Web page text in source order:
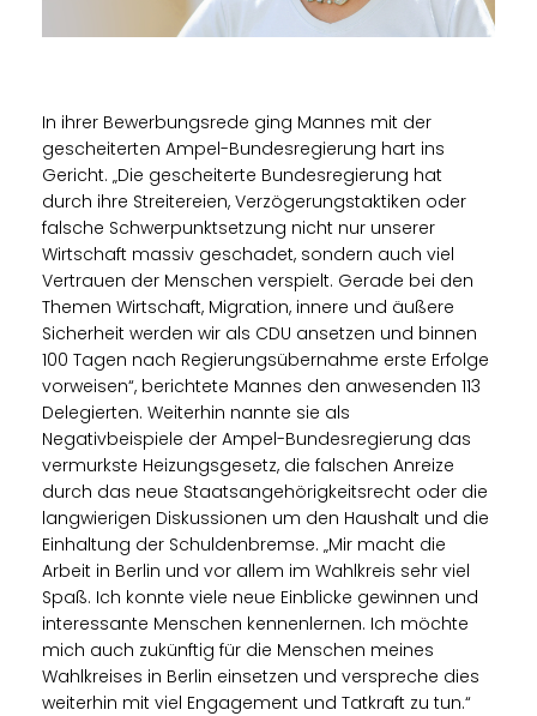
In ihrer Bewerbungsrede ging Mannes mit der
gescheiterten Ampel-Bundesregierung hart ins
Gericht. „Die gescheiterte Bundesregierung hat
durch ihre Streitereien, Verzögerungstaktiken oder
falsche Schwerpunktsetzung nicht nur unserer
Wirtschaft massiv geschadet, sondern auch viel
Vertrauen der Menschen verspielt. Gerade bei den
Themen Wirtschaft, Migration, innere und äußere
Sicherheit werden wir als CDU ansetzen und binnen
100 Tagen nach Regierungsübernahme erste Erfolge
vorweisen“, berichtete Mannes den anwesenden 113
Delegierten. Weiterhin nannte sie als
Negativbeispiele der Ampel-Bundesregierung das
vermurkste Heizungsgesetz, die falschen Anreize
durch das neue Staatsangehörigkeitsrecht oder die
langwierigen Diskussionen um den Haushalt und die
Einhaltung der Schuldenbremse. „Mir macht die
Arbeit in Berlin und vor allem im Wahlkreis sehr viel
Spaß. Ich konnte viele neue Einblicke gewinnen und
interessante Menschen kennenlernen. Ich möchte
mich auch zukünftig für die Menschen meines
Wahlkreises in Berlin einsetzen und verspreche dies
weiterhin mit viel Engagement und Tatkraft zu tun.“